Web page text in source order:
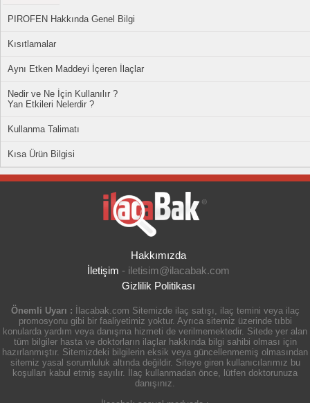
PIROFEN Hakkında Genel Bilgi
Kısıtlamalar
Aynı Etken Maddeyi İçeren İlaçlar
Nedir ve Ne İçin Kullanılır ?
Yan Etkileri Nelerdir ?
Kullanma Talimatı
Kısa Ürün Bilgisi
Hakkımızda
İletişim - iletisim@ilacabak.com
Gizlilik Politikası
Önemli Uyarı : İlacabak.com Sitemizde ilaç satışı, ilaç temini veya ilaç
promosyonu gibi bir faaliyetimiz yoktur. Ayrıca sitemiz üzerinde tıbbi
konularda yardım veya danışma hizmeti de verilmemektedir. Sitede yer alan
tüm bilgiler hasta ve doktorların ilaçlar hakkında bilgi sahibi olması için
hazırlanmıştır. Sitemizdeki bilgilerin eksik veya güncellenmemiş olmasından
sitemiz yasal sorumluluk altında değildir. Siteye giren kullanıcılarımız bu
koşulları kabul etmiş sayılır. İlaç kullanmadan önce, lütfen doktorunuza
danışınız.